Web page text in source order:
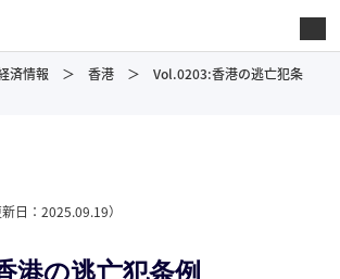
済情報 香港
Vol.0203:香港の逃亡犯条
日： 2025.09.19）
港の逃亡犯条例